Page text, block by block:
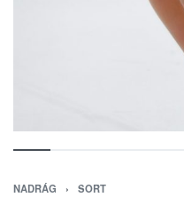
NADRÁG › SORT